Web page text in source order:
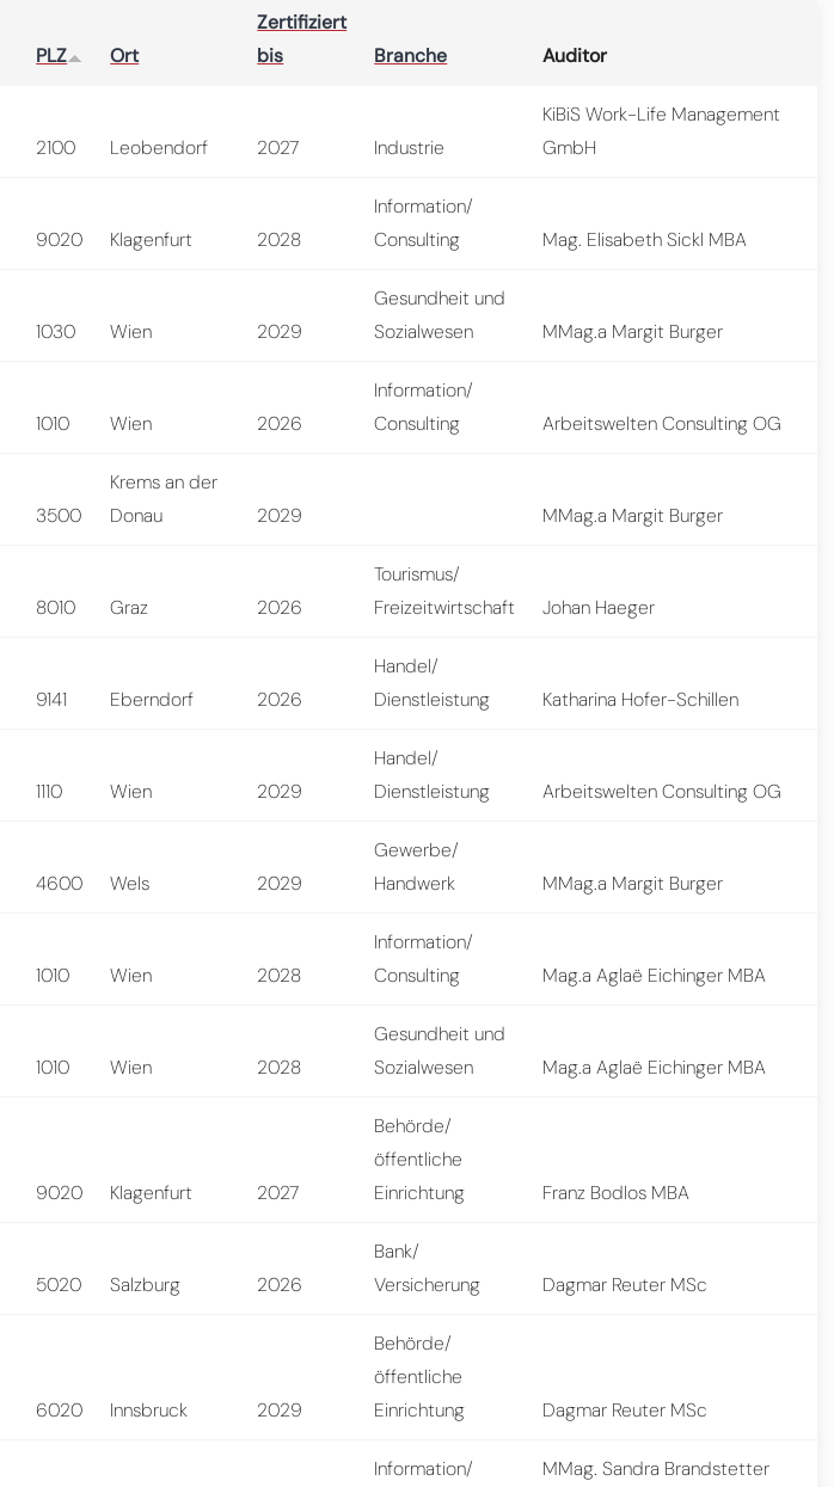
PLZ Ort
Zertifiziert
bis
Branche Auditor
2100 Leobendorf 2027 Industrie
KiBiS Work-Life Management
GmbH
9020 Klagenfurt 2028
Information/
Consulting
Mag. Elisabeth Sickl MBA
1030 Wien 2029
Gesundheit und
Sozialwesen
MMag.a Margit Burger
1010 Wien 2026
Information/
Consulting
Arbeitswelten Consulting OG
3500
Krems an der
Donau
2029 MMag.a Margit Burger
8010 Graz 2026
Tourismus/
Freizeitwirtschaft
Johan Haeger
9141 Eberndorf 2026
Handel/
Dienstleistung
Katharina Hofer-Schillen
1110 Wien 2029
Handel/
Dienstleistung
Arbeitswelten Consulting OG
4600 Wels 2029
Gewerbe/
Handwerk
MMag.a Margit Burger
1010 Wien 2028
Information/
Consulting
Mag.a Aglaë Eichinger MBA
1010 Wien 2028
Gesundheit und
Sozialwesen
Mag.a Aglaë Eichinger MBA
9020 Klagenfurt 2027
Behörde/
öffentliche
Einrichtung
Franz Bodlos MBA
5020 Salzburg 2026
Bank/
Versicherung
Dagmar Reuter MSc
6020 Innsbruck 2029
Behörde/
öffentliche
Einrichtung
Dagmar Reuter MSc
Information/
MMag. Sandra Brandstetter